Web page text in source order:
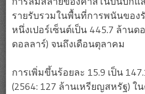
รายรับรวมในพื้นที่การพนันของ
หนึ่งเปอร์เซ็นต์เป็น 445.7 ล้านด
ดอลลาร์) จนถึงเดือนตุลาคม
การเพิ่มขึ้นร้อยละ 15.9 เป็น
(2564: 127 ล้านเหรียญสหรัฐ)